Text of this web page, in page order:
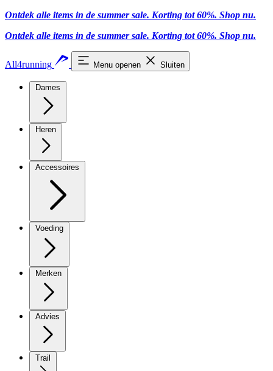
Ontdek alle items in de summer sale. Korting tot 60%. Shop nu.
Ontdek alle items in de summer sale. Korting tot 60%. Shop nu.
All4running Menu openen Sluiten
Dames
Heren
Accessoires
Voeding
Merken
Advies
Trail